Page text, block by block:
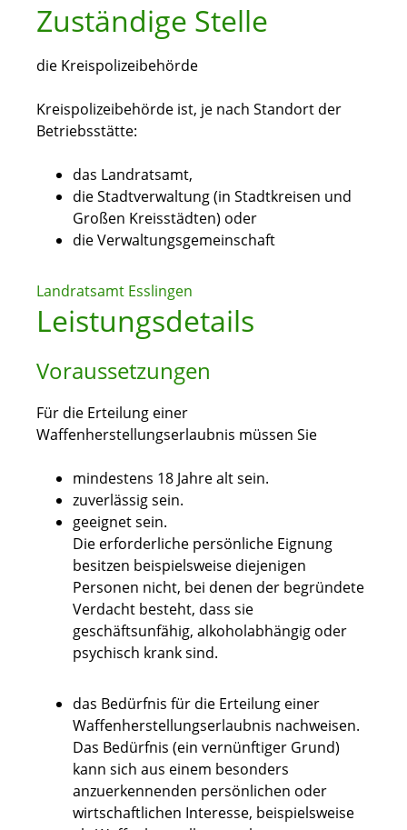
Zuständige Stelle
die Kreispolizeibehörde
Kreispolizeibehörde ist, je nach Standort der
Betriebsstätte:
das Landratsamt,
die Stadtverwaltung (in Stadtkreisen und
Großen Kreisstädten) oder
die Verwaltungsgemeinschaft
Landratsamt Esslingen
Leistungsdetails
Voraussetzungen
Für die Erteilung einer
Waffenherstellungserlaubnis müssen Sie
mindestens 18 Jahre alt sein.
zuverlässig sein.
geeignet sein.
Die erforderliche persönliche Eignung
besitzen beispielsweise diejenigen
Personen nicht, bei denen der begründete
Verdacht besteht, dass sie
geschäftsunfähig, alkoholabhängig oder
psychisch krank sind.
das Bedürfnis für die Erteilung einer
Waffenherstellungserlaubnis nachweisen.
Das Bedürfnis (ein vernünftiger Grund)
kann sich aus einem besonders
anzuerkennenden persönlichen oder
wirtschaftlichen Interesse, beispielsweise